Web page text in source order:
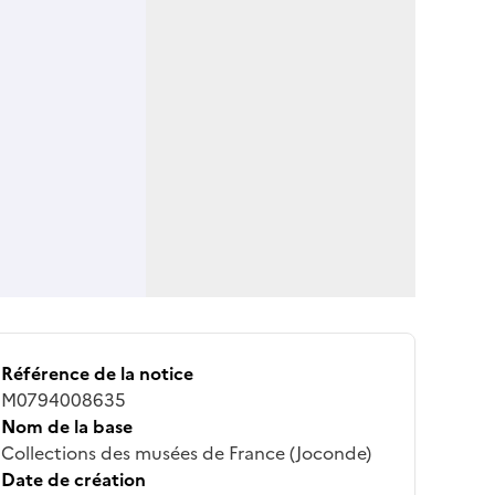
Référence de la notice
M0794008635
Nom de la base
Collections des musées de France (Joconde)
Date de création